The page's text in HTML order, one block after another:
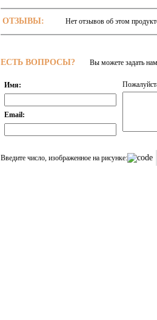
ОТЗЫВЫ: Нет отзывов об этом
ЕСТЬ ВОПРОСЫ? Вы можете задать
Имя:
Email:
Введите число, изображенное на рисунке: